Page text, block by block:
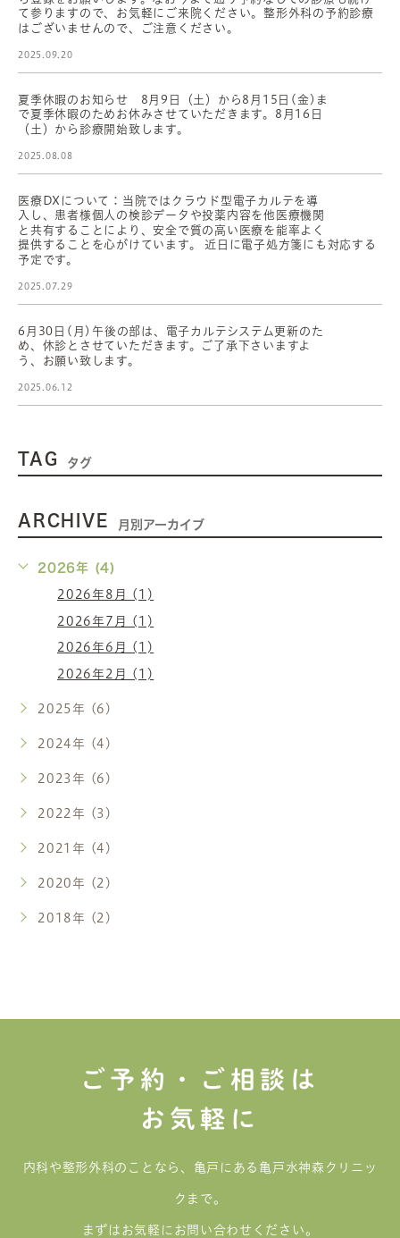
て参りますので、お気軽にご来院ください。整形外科の予約診療
はございませんので、ご注意ください。
2025.09.20
夏季休暇のお知らせ 8月9日（土）から8月15日(金)ま
で夏季休暇のためお休みさせていただきます。8月16日
（土）から診療開始致します。
2025.08.08
医療DXについて：当院ではクラウド型電子カルテを導
入し、患者様個人の検診データや投薬内容を他医療機関
と共有することにより、安全で質の高い医療を能率よく
提供することを心がけています。 近日に電子処方箋にも対応する
予定です。
2025.07.29
6月30日(月)午後の部は、電子カルテシステム更新のた
め、休診とさせていただきます。ご了承下さいますよ
う、お願い致します。
2025.06.12
TAG タグ
ARCHIVE 月別アーカイブ
2026年 (4)
2026年8月 (1)
2026年7月 (1)
2026年6月 (1)
2026年2月 (1)
2025年 (6)
2024年 (4)
2023年 (6)
2022年 (3)
2021年 (4)
2020年 (2)
2018年 (2)
ご予約・ご相談は
お気軽に
内科や整形外科のことなら、亀戸にある亀戸水神森クリニッ
クまで。
まずはお気軽にお問い合わせください。